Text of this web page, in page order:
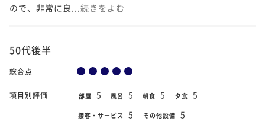
ので、非常に良... 続きをよむ
50代後半
総合点
項目別評価 部屋 5 風呂 5 朝食 5 夕食 5
接客・サービス 5 その他設備 5